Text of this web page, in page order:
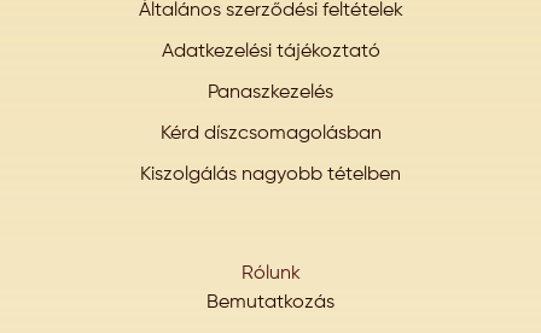
Általános szerződési feltételek
Adatkezelési tájékoztató
Panaszkezelés
Kérd díszcsomagolásban
Kiszolgálás nagyobb tételben
Rólunk
Bemutatkozás